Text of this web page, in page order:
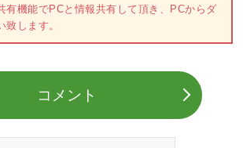
有機能でPCと情報共有して頂き、PCからダ
致します。
コメント